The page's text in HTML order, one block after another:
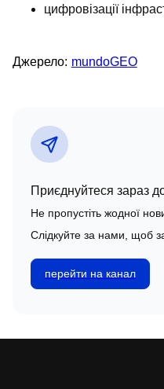
цифровізації
Джерело: mundoGEO
Приєднуйтеся зараз
Не пропустіть жодної
Слідкуйте за нами, щоб
перейти на канал